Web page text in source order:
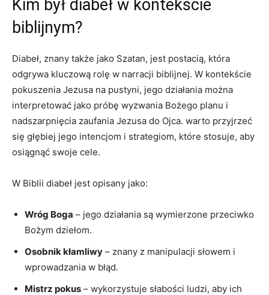
Kim był diabeł w kontekście
biblijnym?
Diabeł, znany także jako Szatan, jest ​postacią, która
odgrywa kluczową rolę w narracji biblijnej. W‌ kontekście‍
pokuszenia Jezusa na pustyni, jego‍ działania można
interpretować jako próbę wyzwania ⁣Bożego planu i
nadszarpnięcia zaufania Jezusa do Ojca. warto przyjrzeć
się głębiej jego intencjom i strategiom, które stosuje, aby‌
osiągnąć swoje cele.
W Biblii diabeł jest opisany jako:
Wróg Boga – jego działania są wymierzone przeciwko
Bożym dziełom.
Osobnik kłamliwy – znany z manipulacji słowem i
wprowadzania w błąd.
Mistrz pokus – wykorzystuje słabości ludzi, aby ich